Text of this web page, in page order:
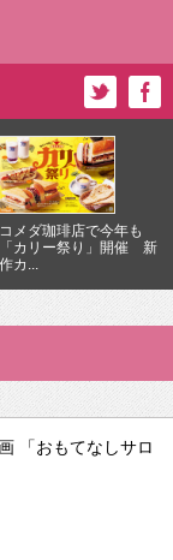
コメダ珈琲店で今年も
「カリー祭り」開催 新
作カ...
「おもてなしサロ